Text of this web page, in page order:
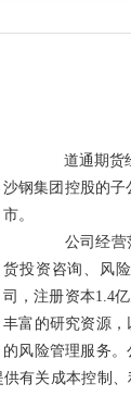
道通期货
沙钢集团控股的子
市。
公司经营
货投资咨询、风
司，注册资本1.4
丰富的研究资源
的风险管理服务
有关成本控制